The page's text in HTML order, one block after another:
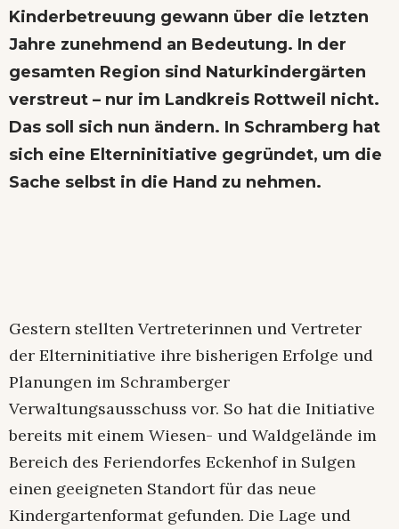
Kinderbetreuung gewann über die letzten
Jahre zunehmend an Bedeutung. In der
gesamten Region sind Naturkindergärten
verstreut – nur im Landkreis Rottweil nicht.
Das soll sich nun ändern. In Schramberg hat
sich eine Elterninitiative gegründet, um die
Sache selbst in die Hand zu nehmen.
Gestern stellten Vertreterinnen und Vertreter
der Elterninitiative ihre bisherigen Erfolge und
Planungen im Schramberger
Verwaltungsausschuss vor. So hat die Initiative
bereits mit einem Wiesen- und Waldgelände im
Bereich des Feriendorfes Eckenhof in Sulgen
einen geeigneten Standort für das neue
Kindergartenformat gefunden. Die Lage und